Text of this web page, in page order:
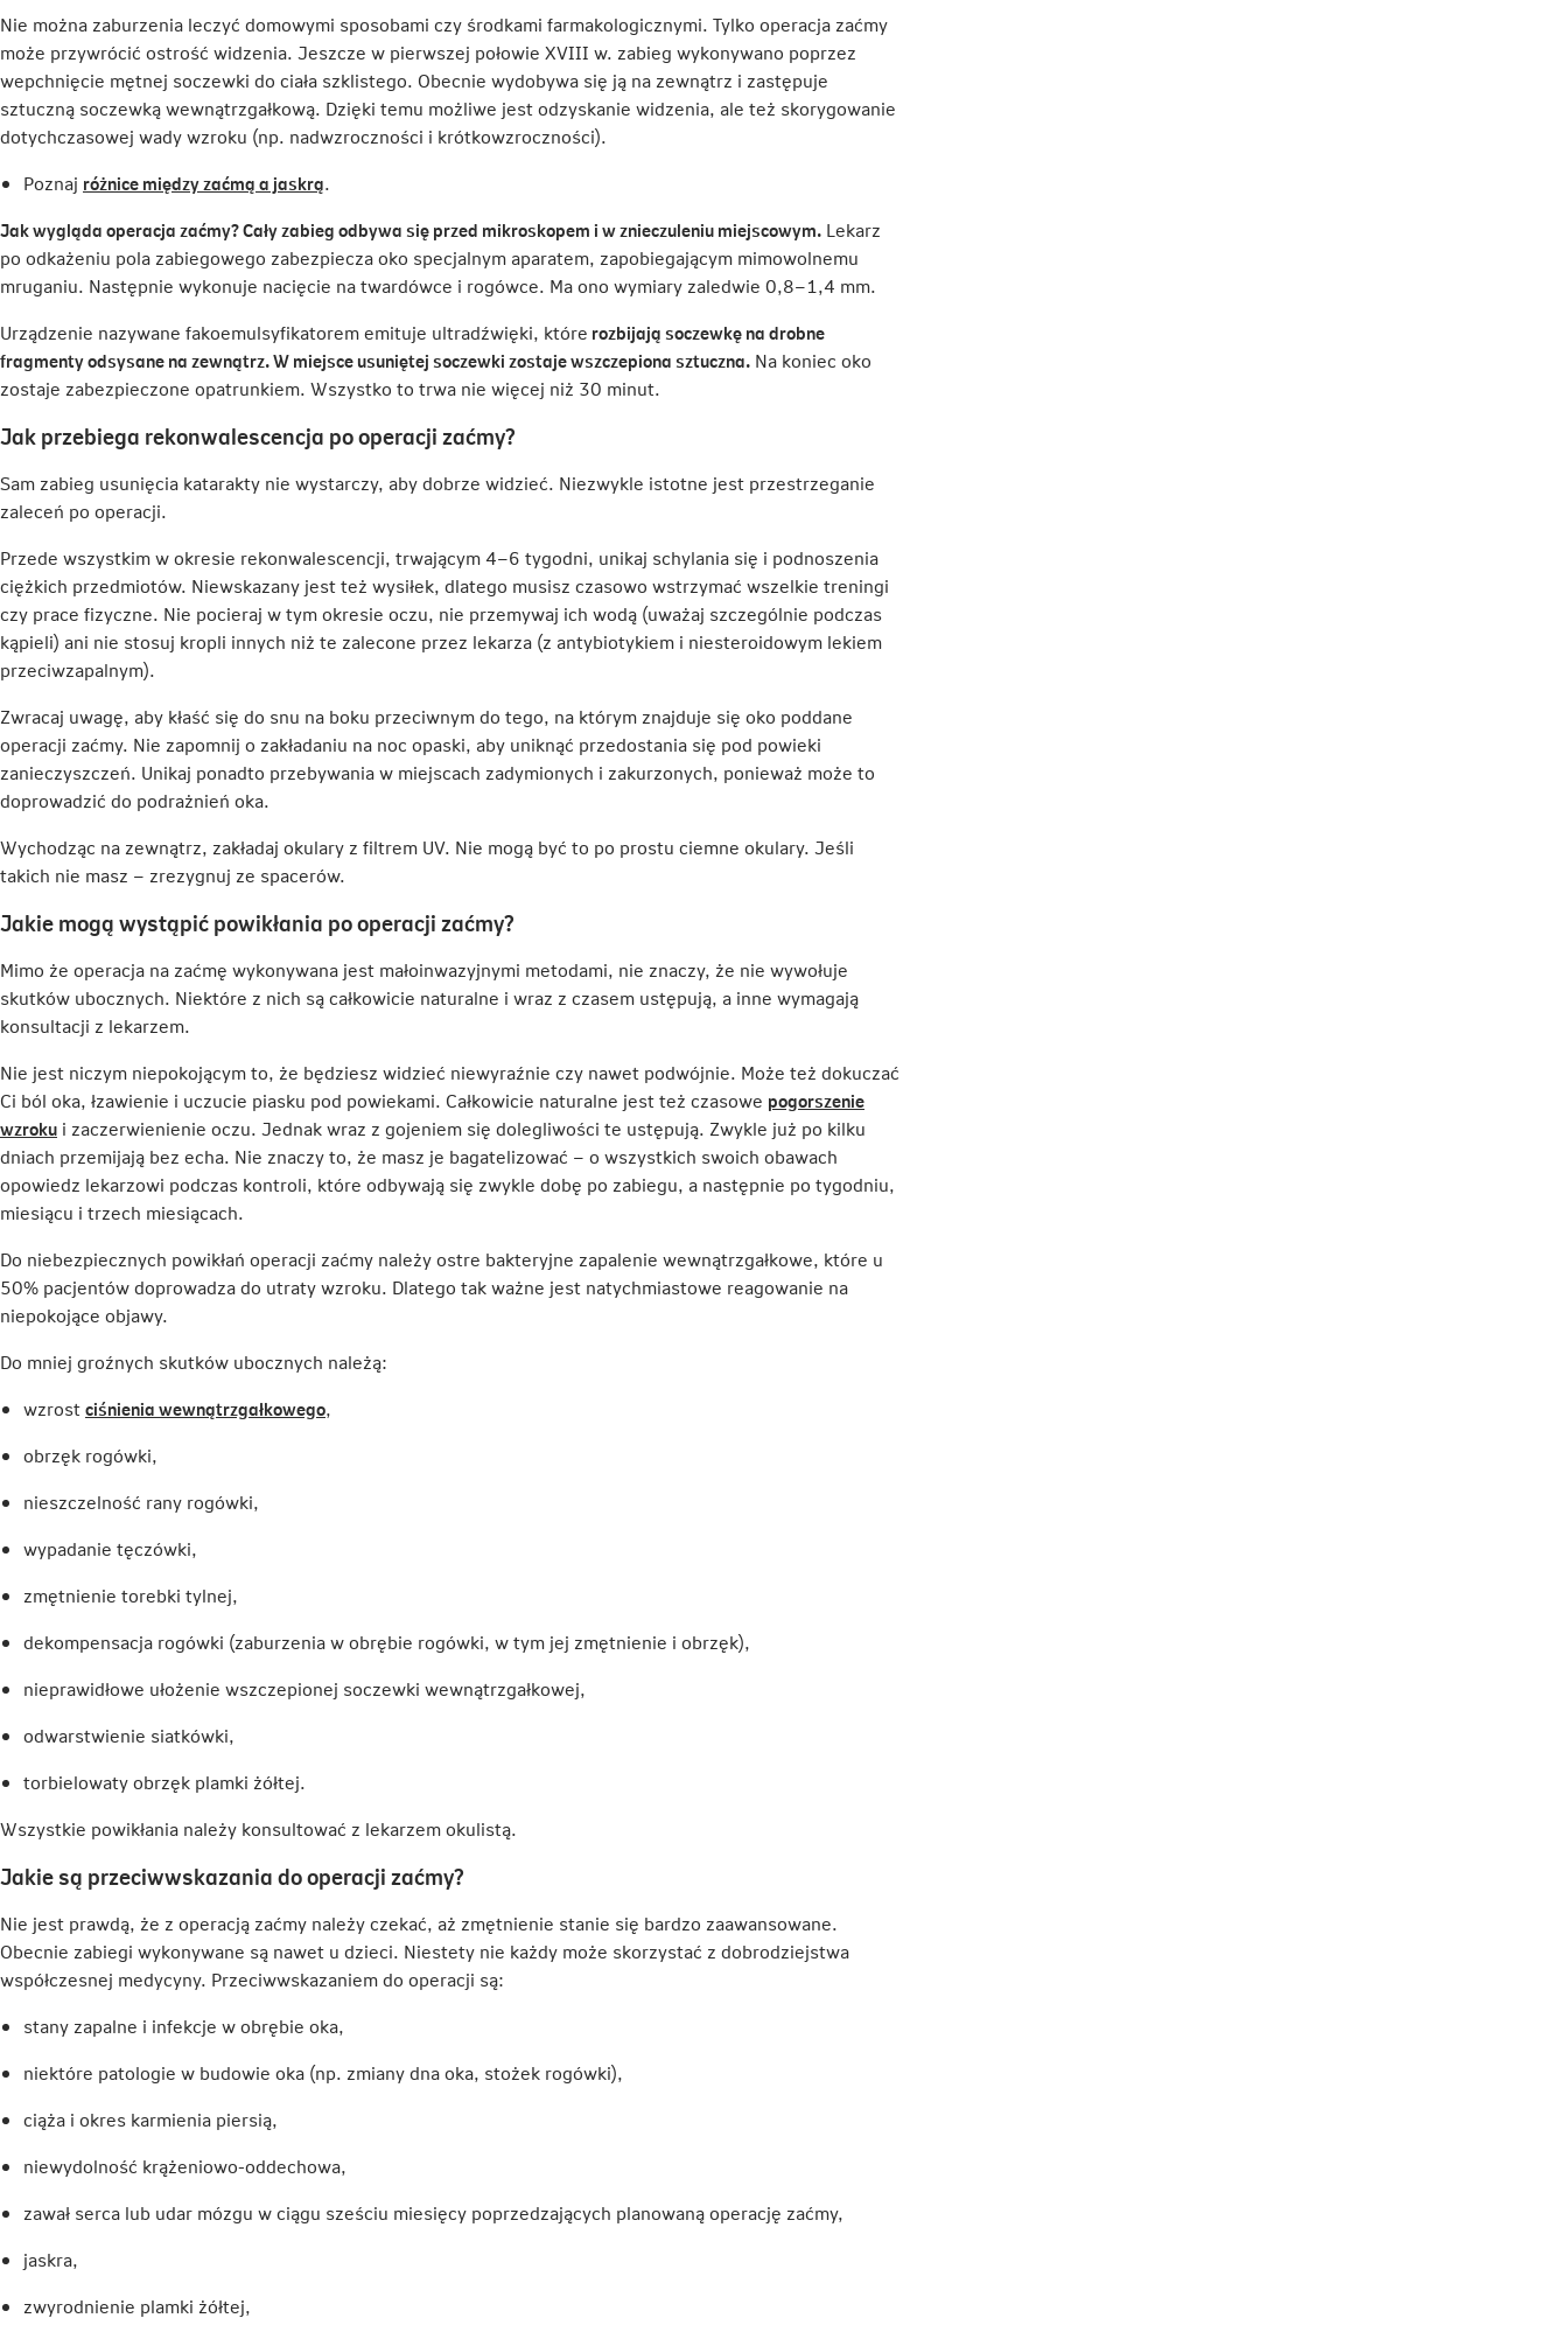
nowej
karcie
się
w
nowej
karcie
się
w
nowej
karcie
Nie można zaburzenia leczyć domowymi sposobami czy środkami farmakologicznymi. Tylko operacja zaćmy
może przywrócić ostrość widzenia. Jeszcze w pierwszej połowie XVIII w. zabieg wykonywano poprzez
wepchnięcie mętnej soczewki do ciała szklistego. Obecnie wydobywa się ją na zewnątrz i zastępuje
sztuczną soczewką wewnątrzgałkową. Dzięki temu możliwe jest odzyskanie widzenia, ale też skorygowanie
dotychczasowej wady wzroku (np. nadwzroczności i krótkowzroczności).
Poznaj różnice między zaćmą a jaskrąLink
się
w
nowej
.
Jak wygląda operacja zaćmy? Cały zabieg odbywa się przed mikroskopem i w znieczuleniu miejscowym. Lekarz
po odkażeniu pola zabiegowego zabezpiecza oko specjalnym aparatem, zapobiegającym mimowolnemu
mruganiu. Następnie wykonuje nacięcie na twardówce i rogówce. Ma ono wymiary zaledwie 0,8–1,4 mm.
Urządzenie nazywane fakoemulsyfikatorem emituje ultradźwięki, które rozbijają soczewkę na drobne
fragmenty odsysane na zewnątrz. W miejsce usuniętej soczewki zostaje wszczepiona sztuczna. Na koniec oko
zostaje zabezpieczone opatrunkiem. Wszystko to trwa nie więcej niż 30 minut.
Jak przebiega rekonwalescencja po operacji zaćmy?
Sam zabieg usunięcia katarakty nie wystarczy, aby dobrze widzieć. Niezwykle istotne jest przestrzeganie
zaleceń po operacji.
Przede wszystkim w okresie rekonwalescencji, trwającym 4–6 tygodni, unikaj schylania się i podnoszenia
ciężkich przedmiotów. Niewskazany jest też wysiłek, dlatego musisz czasowo wstrzymać wszelkie treningi
czy prace fizyczne. Nie pocieraj w tym okresie oczu, nie przemywaj ich wodą (uważaj szczególnie podczas
kąpieli) ani nie stosuj kropli innych niż te zalecone przez lekarza (z antybiotykiem i niesteroidowym lekiem
przeciwzapalnym).
Zwracaj uwagę, aby kłaść się do snu na boku przeciwnym do tego, na którym znajduje się oko poddane
operacji zaćmy. Nie zapomnij o zakładaniu na noc opaski, aby uniknąć przedostania się pod powieki
zanieczyszczeń. Unikaj ponadto przebywania w miejscach zadymionych i zakurzonych, ponieważ może to
doprowadzić do podrażnień oka.
Wychodząc na zewnątrz, zakładaj okulary z filtrem UV. Nie mogą być to po prostu ciemne okulary. Jeśli
takich nie masz – zrezygnuj ze spacerów.
Jakie mogą wystąpić powikłania po operacji zaćmy?
Mimo że operacja na zaćmę wykonywana jest małoinwazyjnymi metodami, nie znaczy, że nie wywołuje
skutków ubocznych. Niektóre z nich są całkowicie naturalne i wraz z czasem ustępują, a inne wymagają
konsultacji z lekarzem.
Nie jest niczym niepokojącym to, że będziesz widzieć niewyraźnie czy nawet podwójnie. Może też dokuczać
Ci ból oka, łzawienie i uczucie piasku pod powiekami. Całkowicie naturalne jest też czasowe pogorszenie
wzrokuLink
otwiera
się
w
karcie
i zaczerwienienie oczu. Jednak wraz z gojeniem się dolegliwości te ustępują. Zwykle już po kilku
dniach przemijają bez echa. Nie znaczy to, że masz je bagatelizować – o wszystkich swoich obawach
opowiedz lekarzowi podczas kontroli, które odbywają się zwykle dobę po zabiegu, a następnie po tygodniu,
miesiącu i trzech miesiącach.
Do niebezpiecznych powikłań operacji zaćmy należy ostre bakteryjne zapalenie wewnątrzgałkowe, które u
50% pacjentów doprowadza do utraty wzroku. Dlatego tak ważne jest natychmiastowe reagowanie na
niepokojące objawy.
Do mniej groźnych skutków ubocznych należą:
wzrostciśnienia wewnątrzgałkowegoLink
,
obrzęk rogówki,
nieszczelność rany rogówki,
wypadanie tęczówki,
zmętnienie torebki tylnej,
dekompensacja rogówki (zaburzenia w obrębie rogówki, w tym jej zmętnienie i obrzęk),
nieprawidłowe ułożenie wszczepionej soczewki wewnątrzgałkowej,
odwarstwienie siatkówki,
torbielowaty obrzęk plamki żółtej.
Wszystkie powikłania należy konsultować z lekarzem okulistą.
Jakie są przeciwwskazania do operacji zaćmy?
Nie jest prawdą, że z operacją zaćmy należy czekać, aż zmętnienie stanie się bardzo zaawansowane.
Obecnie zabiegi wykonywane są nawet u dzieci. Niestety nie każdy może skorzystać z dobrodziejstwa
współczesnej medycyny. Przeciwwskazaniem do operacji są:
stany zapalne i infekcje w obrębie oka,
niektóre patologie w budowie oka (np. zmiany dna oka, stożek rogówki),
ciąża i okres karmienia piersią,
niewydolność krążeniowo-oddechowa,
zawał serca lub udar mózgu w ciągu sześciu miesięcy poprzedzających planowaną operację zaćmy,
jaskra,
zwyrodnienie plamki żółtej,